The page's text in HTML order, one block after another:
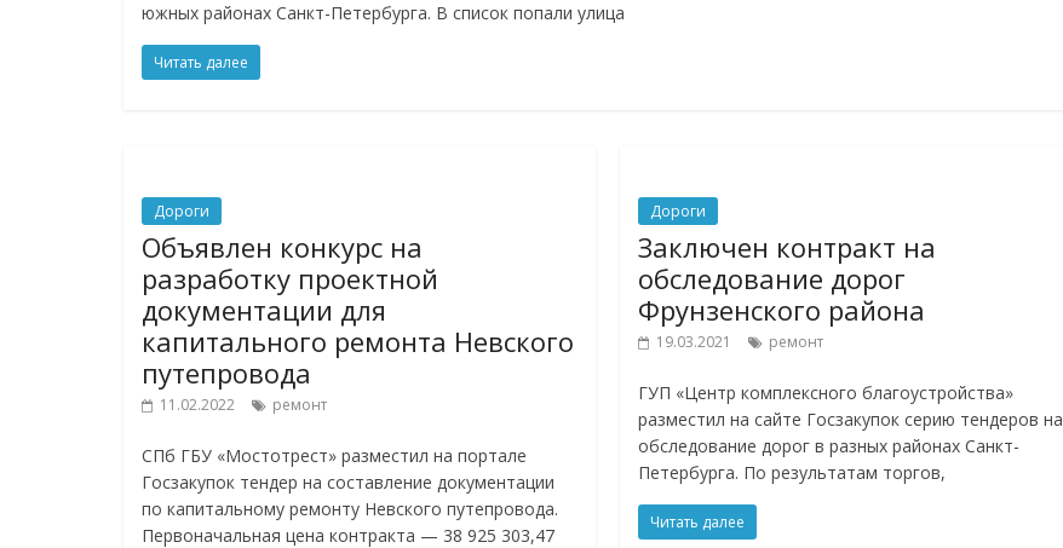
южных районах Санкт-Петербурга. В список попали улица
Читать далее
Дороги
Объявлен конкурс на
разработку проектной
документации для
капитального ремонта Невского
путепровода
11.02.2022 ремонт
СПб ГБУ «Мостотрест» разместил на портале
Госзакупок тендер на составление документации
по капитальному ремонту Невского путепровода.
Первоначальная цена контракта — 38 925 303,47
Дороги
Заключен контракт на
обследование дорог
Фрунзенского района
19.03.2021 ремонт
ГУП «Центр комплексного благоустройства»
разместил на сайте Госзакупок серию тендеров на
обследование дорог в разных районах Санкт-
Петербурга. По результатам торгов,
Читать далее